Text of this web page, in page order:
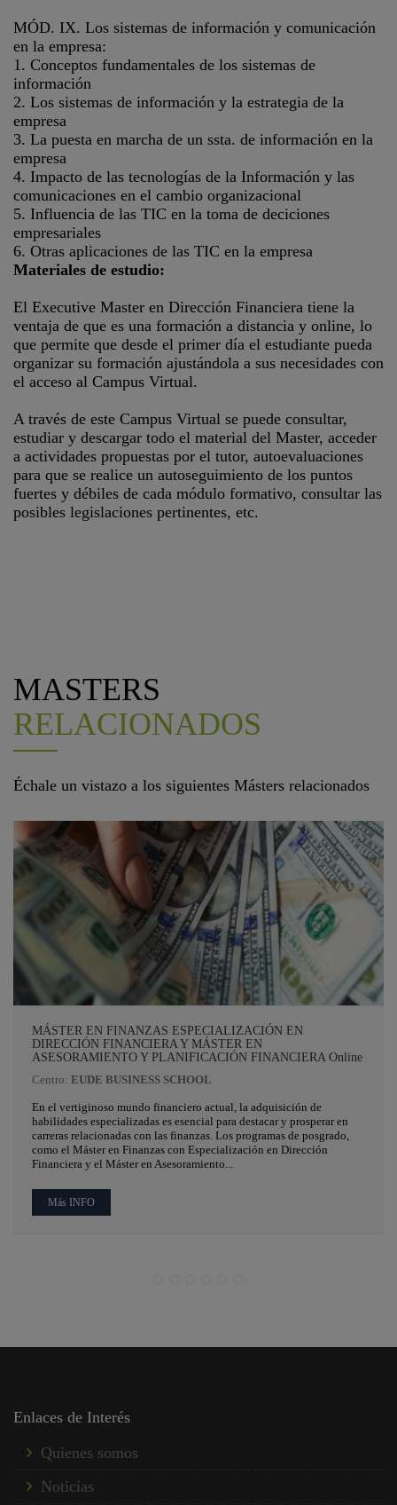
MÓD. IX. Los sistemas de información y comunicación
en la empresa:
1. Conceptos fundamentales de los sistemas de
información
2. Los sistemas de información y la estrategia de la
empresa
3. La puesta en marcha de un ssta. de información en la
empresa
4. Impacto de las tecnologías de la Información y las
comunicaciones en el cambio organizacional
5. Influencia de las TIC en la toma de deciciones
empresariales
6. Otras aplicaciones de las TIC en la empresa
Materiales de estudio:
El Executive Master en Dirección Financiera tiene la
ventaja de que es una formación a distancia y online, lo
que permite que desde el primer día el estudiante pueda
organizar su formación ajustándola a sus necesidades con
el acceso al Campus Virtual.
A través de este Campus Virtual se puede consultar,
estudiar y descargar todo el material del Master, acceder
a actividades propuestas por el tutor, autoevaluaciones
para que se realice un autoseguimiento de los puntos
fuertes y débiles de cada módulo formativo, consultar las
posibles legislaciones pertinentes, etc.
MASTERS
RELACIONADOS
Échale un vistazo a los siguientes Másters relacionados
MÁSTER EN FINANZAS ESPECIALIZACIÓN EN
DIRECCIÓN FINANCIERA Y MÁSTER EN
ASESORAMIENTO Y PLANIFICACIÓN FINANCIERA Online
Centro: EUDE BUSINESS SCHOOL
En el vertiginoso mundo financiero actual, la adquisición de
habilidades especializadas es esencial para destacar y prosperar en
carreras relacionadas con las finanzas. Los programas de posgrado,
como el Máster en Finanzas con Especialización en Dirección
Financiera y el Máster en Asesoramiento...
Más INFO
Enlaces de Interés
Quienes somos
Noticias